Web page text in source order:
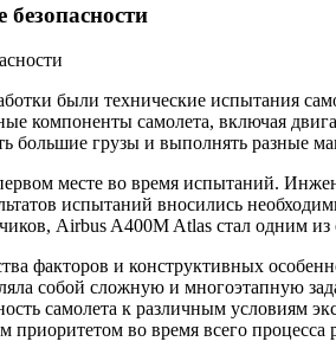
безопасности
были технические испытания
компоненты самолета, включая
большие грузы и выполнять разные
месте во время испытаний.
испытаний вносились
Airbus A400M Atlas стал одним
факторов и конструктивных
собой сложную и многоэтапную
самолета к различным условиям
во время всего процесса